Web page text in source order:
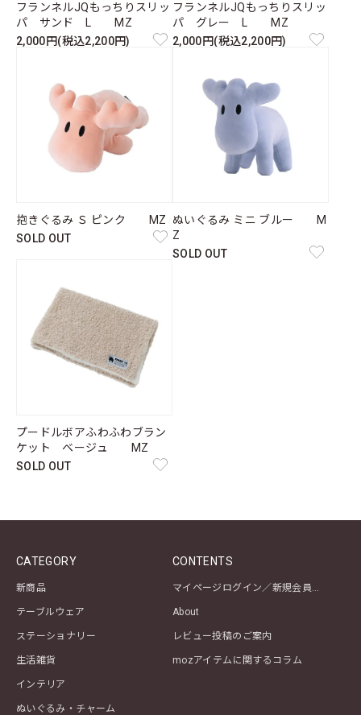
フランネルJQもっちりスリッ
パ サンド L MZ
2,000円(税込2,200円)
フランネルJQもっちりスリッ
パ グレー L MZ
2,000円(税込2,200円)
抱きぐるみ Ｓ ピンク MZ
SOLD OUT
ぬいぐるみ ミニ ブルー M
Z
SOLD OUT
プードルボアふわふわブラン
ケット ベージュ MZ
SOLD OUT
CATEGORY
新商品
テーブルウェア
ステーショナリー
生活雑貨
インテリア
ぬいぐるみ・チャーム
CONTENTS
About
レビュー投稿のご案内
mozアイテムに関するコラム